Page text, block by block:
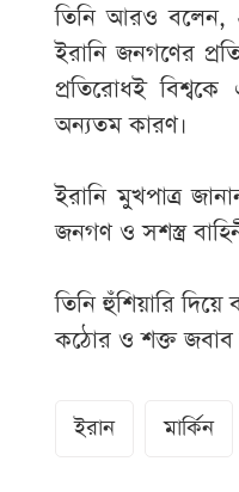
তিনি আরও বলেন,
ইরানি জনগণের
প্রতিরোধই
অন্যতম কারণ।
ইরানি মুখপাত্র
জনগণ ও সশস্ত্র
তিনি হুঁশিয়ারি
কঠোর ও শক্ত জবাব
ইরান মার্কিন